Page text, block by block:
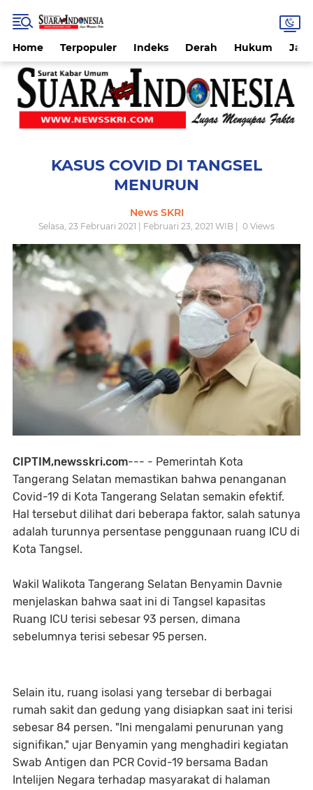
Home Terpopuler Indeks Derah Hukum
KASUS COVID DI TANGSEL
MENURUN
News SKRI
Selasa, 23 Februari 2021 | Februari 23, 2021 WIB | 0 Views
CIPTIM,newsskri.com--- - Pemerintah Kota
Tangerang Selatan memastikan bahwa penanganan
Covid-19 di Kota Tangerang Selatan semakin efektif.
Hal tersebut dilihat dari beberapa faktor, salah satunya
adalah turunnya persentase penggunaan ruang ICU di
Kota Tangsel.
Wakil Walikota Tangerang Selatan Benyamin Davnie
menjelaskan bahwa saat ini di Tangsel kapasitas
Ruang ICU terisi sebesar 93 persen, dimana
sebelumnya terisi sebesar 95 persen.
Selain itu, ruang isolasi yang tersebar di berbagai
rumah sakit dan gedung yang disiapkan saat ini terisi
sebesar 84 persen. "Ini mengalami penurunan yang
signifikan," ujar Benyamin yang menghadiri kegiatan
Swab Antigen dan PCR Covid-19 bersama Badan
Intelijen Negara terhadap masyarakat di halaman